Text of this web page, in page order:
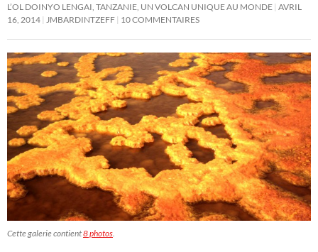
L’OL DOINYO LENGAI, TANZANIE, UN VOLCAN UNIQUE AU MONDE AVRIL
16, 2014
JMBARDINTZEFF 10 COMMENTAIRES
Cette galerie contient8 photos